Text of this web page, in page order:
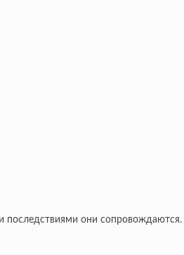
последствиями они сопровождаются.